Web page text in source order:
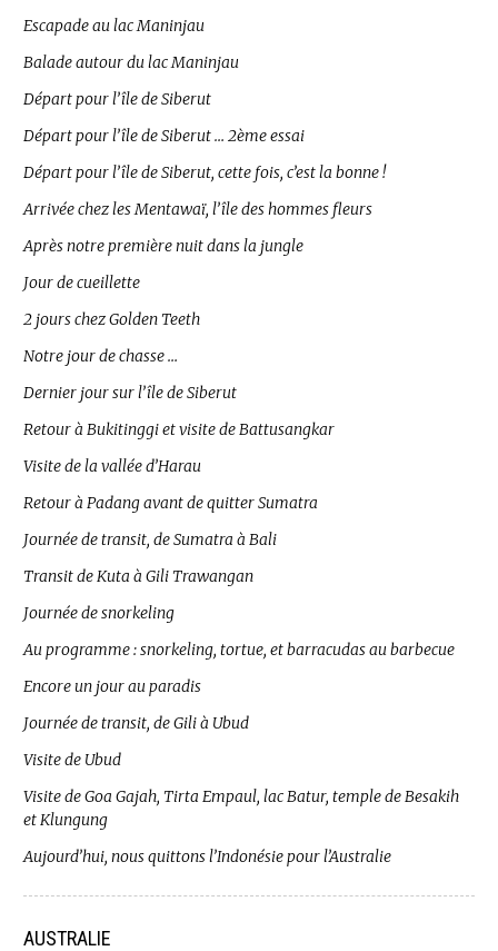
Escapade au lac Maninjau
Balade autour du lac Maninjau
Départ pour l’île de Siberut
Départ pour l’île de Siberut … 2ème essai
Départ pour l’île de Siberut, cette fois, c’est la bonne !
Arrivée chez les Mentawaï, l’île des hommes fleurs
Après notre première nuit dans la jungle
Jour de cueillette
2 jours chez Golden Teeth
Notre jour de chasse …
Dernier jour sur l’île de Siberut
Retour à Bukitinggi et visite de Battusangkar
Visite de la vallée d’Harau
Retour à Padang avant de quitter Sumatra
Journée de transit, de Sumatra à Bali
Transit de Kuta à Gili Trawangan
Journée de snorkeling
Au programme : snorkeling, tortue, et barracudas au barbecue
Encore un jour au paradis
Journée de transit, de Gili à Ubud
Visite de Ubud
Visite de Goa Gajah, Tirta Empaul, lac Batur, temple de Besakih
et Klungung
Aujourd’hui, nous quittons l’Indonésie pour l’Australie
AUSTRALIE